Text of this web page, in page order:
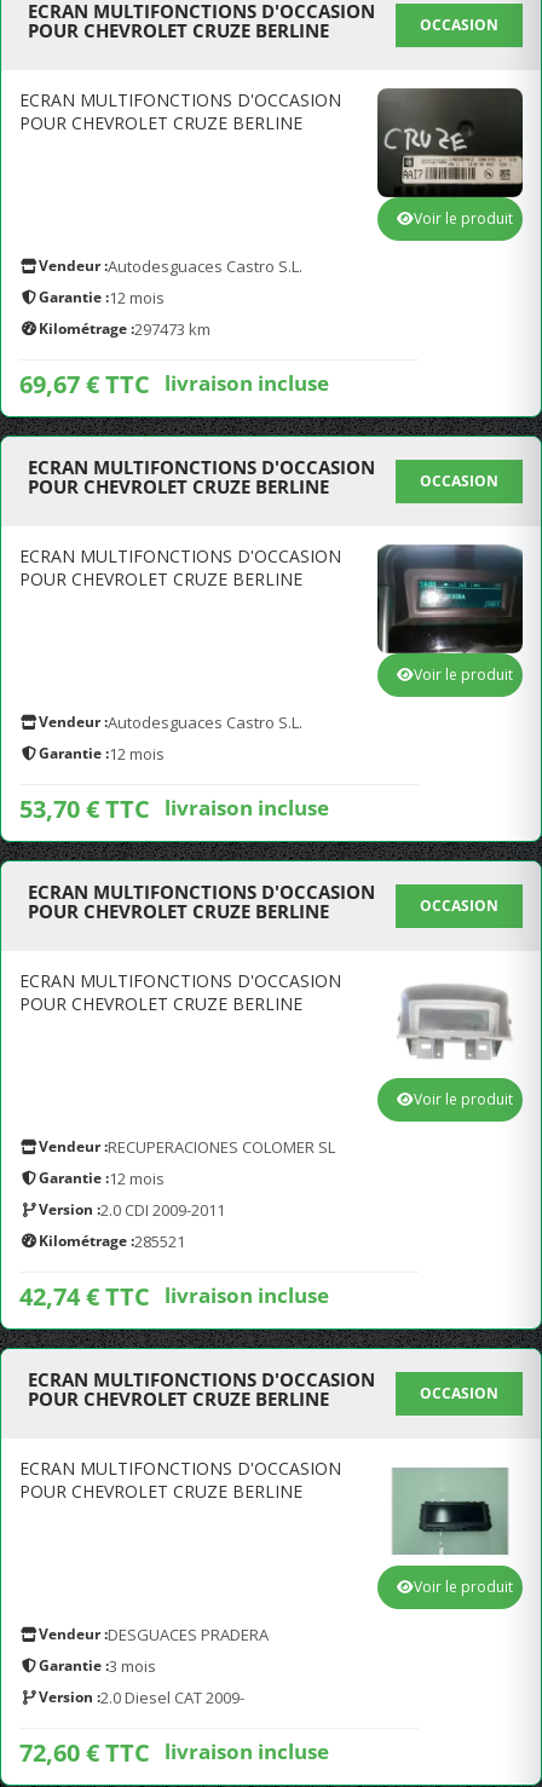
ECRAN MULTIFONCTIONS D'OCCASION
POUR CHEVROLET CRUZE BERLINE
OCCASION
ECRAN MULTIFONCTIONS D'OCCASION
POUR CHEVROLET CRUZE BERLINE
Vendeur :Autodesguaces Castro S.L.
Garantie :12 mois
Kilométrage :297473 km
69,67 € TTC livraison incluse
Voir le produit
ECRAN MULTIFONCTIONS D'OCCASION
POUR CHEVROLET CRUZE BERLINE
OCCASION
ECRAN MULTIFONCTIONS D'OCCASION
POUR CHEVROLET CRUZE BERLINE
Vendeur :Autodesguaces Castro S.L.
Garantie :12 mois
53,70 € TTC livraison incluse
Voir le produit
ECRAN MULTIFONCTIONS D'OCCASION
POUR CHEVROLET CRUZE BERLINE
OCCASION
ECRAN MULTIFONCTIONS D'OCCASION
POUR CHEVROLET CRUZE BERLINE
Vendeur :RECUPERACIONES COLOMER SL
Garantie :12 mois
Version :2.0 CDI 2009-2011
Kilométrage :285521
42,74 € TTC livraison incluse
Voir le produit
ECRAN MULTIFONCTIONS D'OCCASION
POUR CHEVROLET CRUZE BERLINE
OCCASION
ECRAN MULTIFONCTIONS D'OCCASION
POUR CHEVROLET CRUZE BERLINE
Vendeur :DESGUACES PRADERA
Garantie :3 mois
Version :2.0 Diesel CAT 2009-
72,60 € TTC livraison incluse
Voir le produit